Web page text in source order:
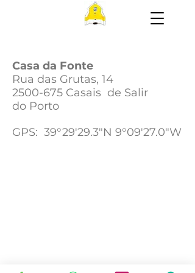
Casa da Fonte
Rua das Grutas, 14
2500-675 Casais de Salir
do Porto
GPS: 39°29'29.3"N 9°09'27.0"W